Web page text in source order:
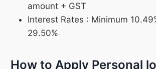
amount + GST
Interest Rates : Minimum
29.50%
How to Apply Personal